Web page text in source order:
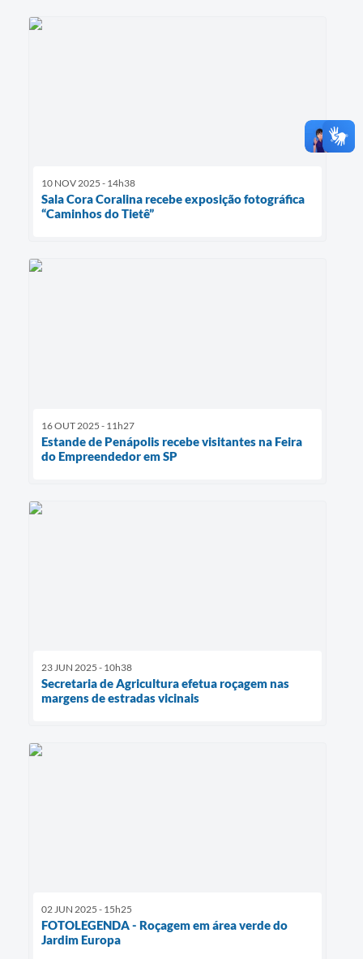
10 NOV 2025 - 14h38
Sala Cora Coralina recebe exposição fotográfica
“Caminhos do Tietê”
16 OUT 2025 - 11h27
Estande de Penápolis recebe visitantes na Feira
do Empreendedor em SP
23 JUN 2025 - 10h38
Secretaria de Agricultura efetua roçagem nas
margens de estradas vicinais
02 JUN 2025 - 15h25
FOTOLEGENDA - Roçagem em área verde do
Jardim Europa